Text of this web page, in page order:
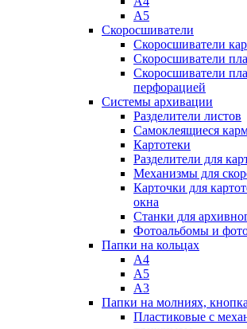
А5
Скоросшиватели
Скоросшиватели
Скоросшиватели
Скоросшиватели
перфорацией
Системы архивации
Разделители листов
Самоклеящиеся
Картотеки
Разделители для
Механизмы для
Карточки для
окна
Станки для
Фотоальбомы и
Папки на кольцах
А4
А5
А3
Папки на молниях,
Пластиковые с